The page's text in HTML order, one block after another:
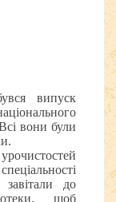
випуск
вони були
завітали до
щоб